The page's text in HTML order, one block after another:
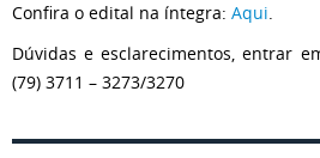
Confira o edital na íntegra: Aqui.
Dúvidas e esclarecimentos, entrar
(79) 3711 – 3273/3270